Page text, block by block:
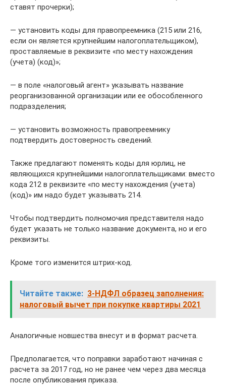
ставят прочерки);
— установить коды для правопреемника (215 или 216,
если он является крупнейшим налогоплательщиком),
проставляемые в реквизите «по месту нахождения
(учета) (код)»;
— в поле «налоговый агент» указывать название
реорганизованной организации или ее обособленного
подразделения;
— установить возможность правопреемнику
подтвердить достоверность сведений.
Также предлагают поменять коды для юрлиц, не
являющихся крупнейшими налогоплательщиками: вместо
кода 212 в реквизите «по месту нахождения (учета)
(код)» им надо будет указывать 214.
Чтобы подтвердить полномочия представителя надо
будет указать не только название документа, но и его
реквизиты.
Кроме того изменится штрих-код.
Читайте также: 3-НДФЛ образец заполнения:
налоговый вычет при покупке квартиры 2021
Аналогичные новшества внесут и в формат расчета.
Предполагается, что поправки заработают начиная с
расчета за 2017 год, но не ранее чем через два месяца
после опубликования приказа.